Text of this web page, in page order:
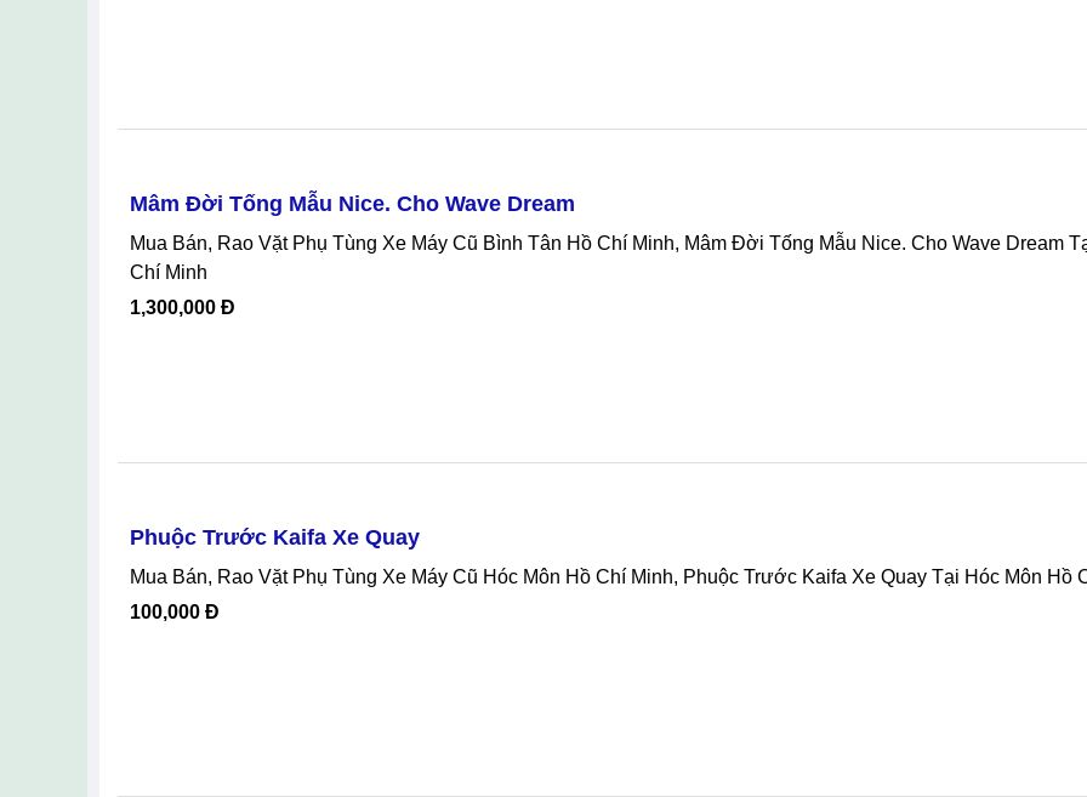
Mâm Đời Tống Mẫu Nice. Cho Wave Dream
Mua Bán, Rao Vặt Phụ Tùng Xe Máy Cũ Bình Tân Hồ Chí Minh, Mâm Đời Tống Mẫu Nice. Cho Wave Dream Tại Bình Tân Hồ
Chí Minh
1,300,000 Đ
Phuộc Trước Kaifa Xe Quay
Mua Bán, Rao Vặt Phụ Tùng Xe Máy Cũ Hóc Môn Hồ Chí Minh, Phuộc Trước Kaifa Xe Quay Tại Hóc Môn Hồ
100,000 Đ